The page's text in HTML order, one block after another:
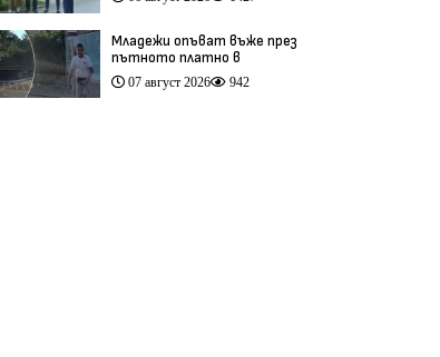
(видео)
Младежи опъват въже през
пътното платно в
столичния квартал „Обеля“
(видео)
07 август 2026 942